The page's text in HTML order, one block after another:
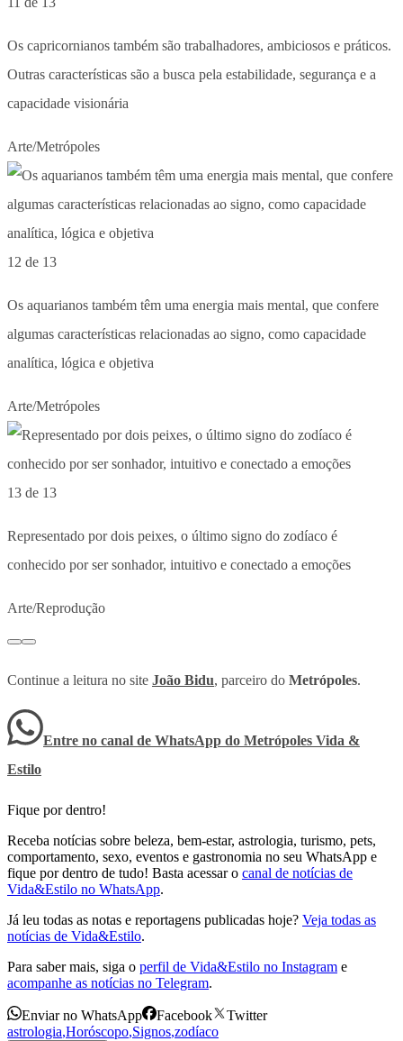
Os capricornianos também são trabalhadores, ambiciosos e práticos.
Outras características são a busca pela estabilidade, segurança e a
capacidade visionária
Arte/Metrópoles
12 de 13
Os aquarianos também têm uma energia mais mental, que confere
algumas características relacionadas ao signo, como capacidade
analítica, lógica e objetiva
Arte/Metrópoles
13 de 13
Representado por dois peixes, o último signo do zodíaco é
conhecido por ser sonhador, intuitivo e conectado a emoções
Arte/Reprodução
Continue a leitura no site João Bidu, parceiro do Metrópoles.
Entre no canal de WhatsApp do Metrópoles Vida &
Estilo
Fique por dentro!
Receba notícias sobre beleza, bem-estar, astrologia, turismo, pets,
comportamento, sexo, eventos e gastronomia no seu WhatsApp e
fique por dentro de tudo! Basta acessar o canal de notícias de
Vida&Estilo no WhatsApp.
Já leu todas as notas e reportagens publicadas hoje? Veja todas as
notícias de Vida&Estilo.
Para saber mais, siga o perfil de Vida&Estilo no Instagram e
acompanhe as notícias no Telegram.
Enviar no WhatsApp Facebook
Twitter
astrologia,Horóscopo,Signos,zodíaco